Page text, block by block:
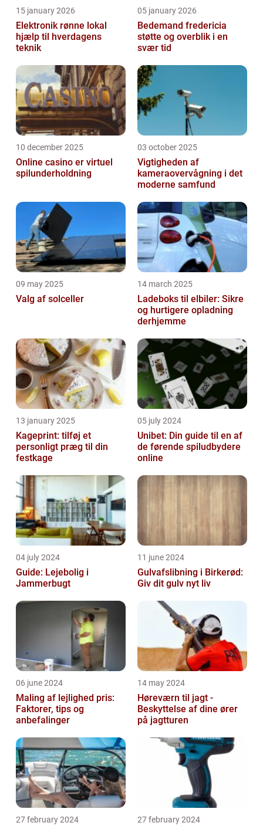
15 january 2026
Elektronik rønne lokal
hjælp til hverdagens
teknik
05 january 2026
Bedemand fredericia
støtte og overblik i en
svær tid
10 december 2025
Online casino er virtuel
spilunderholdning
03 october 2025
Vigtigheden af
kameraovervågning i det
moderne samfund
09 may 2025
Valg af solceller
14 march 2025
Ladeboks til elbiler: Sikre
og hurtigere opladning
derhjemme
13 january 2025
Kageprint: tilføj et
personligt præg til din
festkage
05 july 2024
Unibet: Din guide til en af
de førende spiludbydere
online
04 july 2024
Guide: Lejebolig i
Jammerbugt
11 june 2024
Gulvafslibning i Birkerød:
Giv dit gulv nyt liv
06 june 2024
Maling af lejlighed pris:
Faktorer, tips og
anbefalinger
14 may 2024
Høreværn til jagt -
Beskyttelse af dine ører
på jagtturen
27 february 2024 27 february 2024